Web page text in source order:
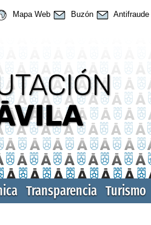
Mapa Web Buzón Antifraude
Transparencia Turismo